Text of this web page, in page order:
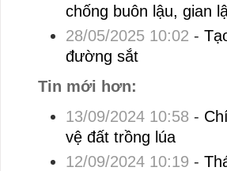
chống buôn lậu, gian
28/05/2025 10:02 -
đường sắt
Tin mới hơn:
13/09/2024 10:58 -
vệ đất trồng lúa
12/09/2024 10:19 -